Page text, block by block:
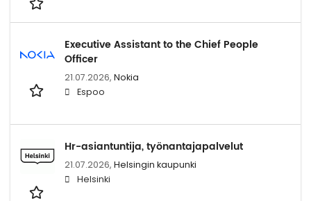
Executive Assistant to the Chief People
Officer
21.07.2026, Nokia
Espoo
Hr-asiantuntija, työnantajapalvelut
21.07.2026, Helsingin kaupunki
Helsinki